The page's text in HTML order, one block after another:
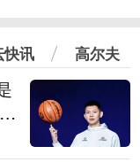
快讯 高尔夫